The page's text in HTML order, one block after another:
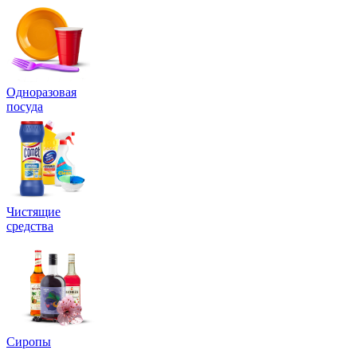
Одноразовая
посуда
Чистящие
средства
Сиропы